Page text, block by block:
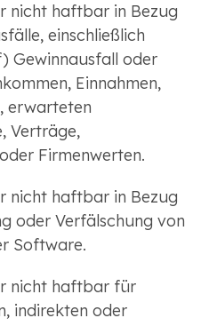
nicht haftbar in Bezug
einschließlich
Gewinnausfall oder
Einnahmen,
erwarteten
Verträge,
Firmenwerten.
nicht haftbar in Bezug
oder Verfälschung von
Software.
nicht haftbar für
indirekten oder